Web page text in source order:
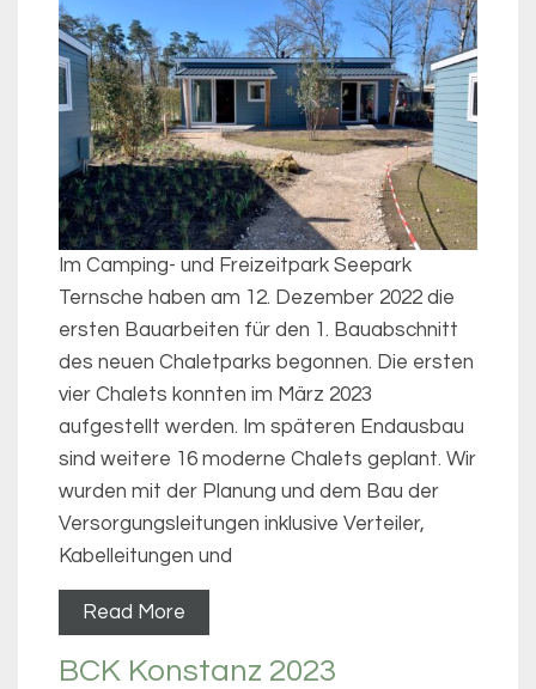
Im Camping- und Freizeitpark Seepark
Ternsche haben am 12. Dezember 2022 die
ersten Bauarbeiten für den 1. Bauabschnitt
des neuen Chaletparks begonnen. Die ersten
vier Chalets konnten im März 2023
aufgestellt werden. Im späteren Endausbau
sind weitere 16 moderne Chalets geplant. Wir
wurden mit der Planung und dem Bau der
Versorgungsleitungen inklusive Verteiler,
Kabelleitungen und
Read More
BCK Konstanz 2023